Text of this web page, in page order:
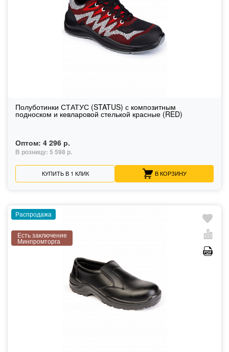
Полуботинки СТАТУС (STATUS) с композитным
подноском и кевларовой стелькой красные (RED)
Оптом: 4 296 р.
В розницу: 5 598 р.
КУПИТЬ В 1 КЛИК В КОРЗИНУ
Распродажа
Есть заключение
Минпромторга